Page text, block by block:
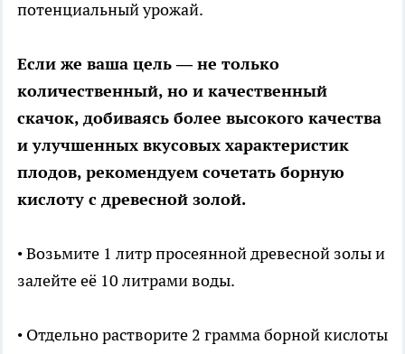
потенциальный урожай.
Если же ваша цель — не только
количественный, но и качественный
скачок, добиваясь более высокого качества
и улучшенных вкусовых характеристик
плодов, рекомендуем сочетать борную
кислоту с древесной золой.
• Возьмите 1 литр просеянной древесной золы и
залейте её 10 литрами воды.
• Отдельно растворите 2 грамма борной кислоты